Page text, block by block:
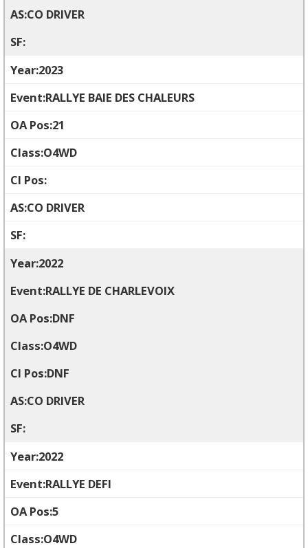
CO DRIVER
2023
RALLYE BAIE DES CHALEURS
21
O4WD
CO DRIVER
2022
RALLYE DE CHARLEVOIX
DNF
O4WD
DNF
CO DRIVER
2022
RALLYE DEFI
5
O4WD